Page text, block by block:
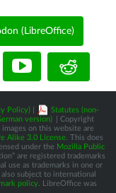
(LibreOffice)
Policy)
Statutes (non-
version)
| Copyright
on this website are
Alike 3.0 License. This does
under the Mozilla Public
are registered trademarks
use as trademarks in one or
subject to international
policy. LibreOffice was